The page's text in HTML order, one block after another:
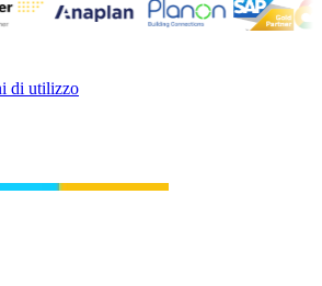
di utilizzo